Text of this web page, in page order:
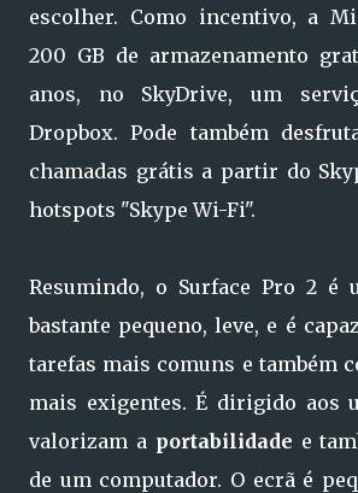
escolher. Como incentivo, a
200 GB de armazenamento
anos, no SkyDrive, um
Dropbox. Pode também
chamadas grátis a partir do
hotspots "Skype Wi-Fi".
Resumindo, o Surface Pro 2 é
bastante pequeno, leve, e é
tarefas mais comuns e também
mais exigentes. É dirigido aos
valorizam a portabilidade e
de um computador. O ecrã é